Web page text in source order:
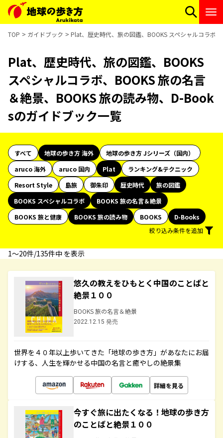
TOP ガイドブック Plat、歴史時代、旅の図鑑、BOOKS スペシャルコラボ
Plat、歴史時代、旅の図鑑、BOOKS
スペシャルコラボ、BOOKS 旅の名言
＆絶景、BOOKS 旅の読み物、D-Book
sのガイドブック一覧
すべて 地球の歩き方 海外
地球の歩き方 Jシリーズ（国内）
aruco 海外
aruco 国内 Plat
ランキング&テクニック
Resort Style
島旅 御朱印 歴史時代
旅の図鑑
BOOKS スペシャルコラボ
BOOKS 旅の名言＆絶景
BOOKS 旅と健康
BOOKS 旅の読み物 BOOKS
D-Books
絞り込み条件を追加
1〜20件/135件中 を表示
悠久の教えをひもとく中国のことばと
絶景１００
BOOKS 旅の名言＆絶景
2022.12.15 発売
世界を４０年以上歩いてきた「地球の歩き方」があなたにお届
けする、人生を輝かせる中国の名言と癒やしの絶景集
詳細を見る
今すぐ旅に出たくなる！地球の歩き方
のことばと絶景１００